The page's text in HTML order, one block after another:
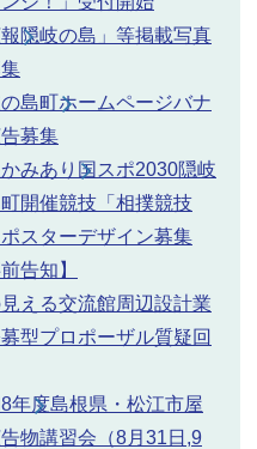
）午後5時
報隠岐の島」等掲載写真
島町ホームページバナ
募集
みあり国スポ2030隠岐
開催競技「相撲競技
スターデザイン募集
前告知】
える交流館周辺設計業
型プロポーザル質疑回
年度島根県・松江市屋
物講習会（8月31日,9